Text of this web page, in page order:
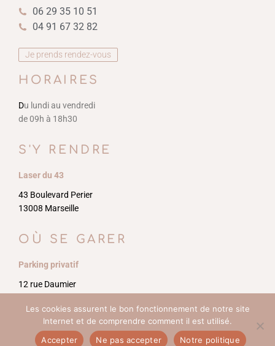
06 29 35 10 51
04 91 67 32 82
Je prends rendez-vous
HORAIRES
Du lundi au vendredi
de 09h à 18h30
S'Y RENDRE
Laser du 43
43 Boulevard Perier
13008 Marseille
OÙ SE GARER
Parking privatif
12 rue Daumier
© Copyright Centre laser Le 43 Périer –Dixi
Les cookies assurent le bon fonctionnement de notre site
Internet et de comprendre comment il est utilisé.
Accepter
Ne pas accepter Notre politique